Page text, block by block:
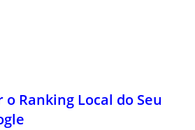
Ranking Local do Seu